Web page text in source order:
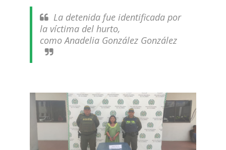
La detenida fue identificada por
la víctima del hurto,
como Anadelia González González